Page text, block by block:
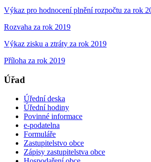
Výkaz pro hodnocení plnění rozpočtu za rok
Rozvaha za rok 2019
Výkaz zisku a ztráty za rok 2019
Příloha za rok 2019
Úřad
Úřední deska
Úřední hodiny
Povinné informace
e-podatelna
Formuláře
Zastupitelstvo obce
Zápisy zastupitelstva obce